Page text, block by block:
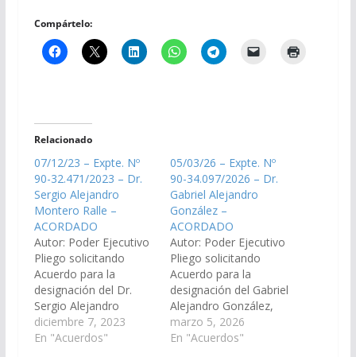
Compártelo:
Relacionado
07/12/23 – Expte. Nº
90-32.471/2023 – Dr.
Sergio Alejandro
Montero Ralle –
ACORDADO
Autor: Poder Ejecutivo
Pliego solicitando
Acuerdo para la
designación del Dr.
Sergio Alejandro
Monteros Ralle, D.N.I.
N° 32.537.287, como
diciembre 7, 2023
En "Acuerdos"
05/03/26 – Expte. Nº
90-34.097/2026 – Dr.
Gabriel Alejandro
González –
ACORDADO
Autor: Poder Ejecutivo
Pliego solicitando
Acuerdo para la
designación del Gabriel
Alejandro González,
D.N.I. N° 25.618.869,
en el cargo de Juez del
marzo 5, 2026
En "Acuerdos"